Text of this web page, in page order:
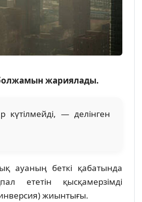
болжамын жариялады.
күтілмейді, — делінген
ауаның беткі қабатында
ететін қысқамерзімді
жиынтығы.